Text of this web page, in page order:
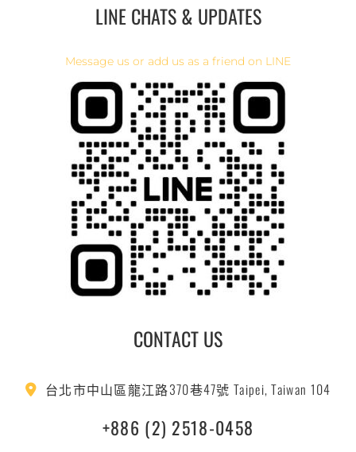
LINE CHATS & UPDATES
Message us or add us as a friend on LINE
CONTACT US
台北市中山區龍江路370巷47號 Taipei, Taiwan 104
+886 (2) 2518-0458